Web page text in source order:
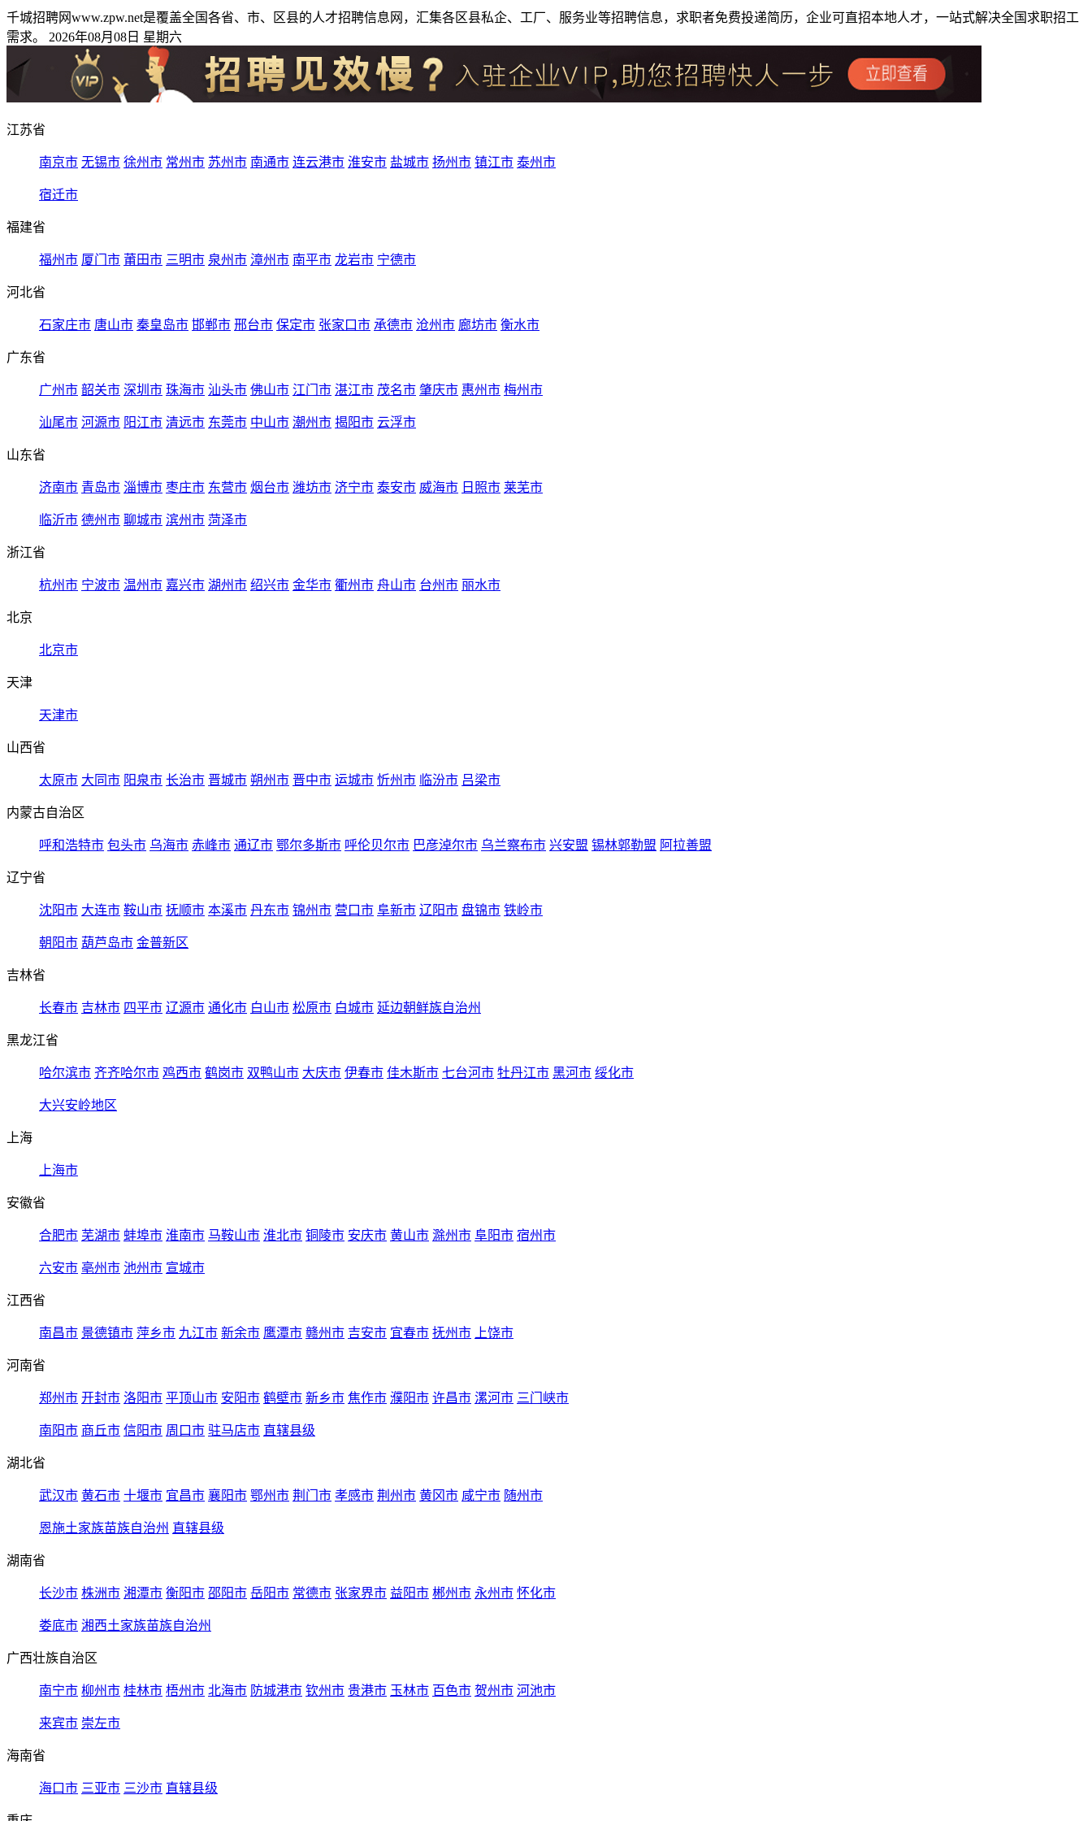
千城招聘网www.zpw.net是覆盖全国各省、市、区县的人才招聘信息网，汇集各区县私企、工厂、服务业等招聘信息，求职者免费投递简历，企业可直招本地人才，一站式解决全国求职招工
需求。 2026年08月08日 星期六
江苏省
南京市 无锡市 徐州市 常州市 苏州市 南通市 连云港市 淮安市 盐城市 扬州市 镇江市 泰州市
宿迁市
福建省
福州市 厦门市 莆田市 三明市 泉州市 漳州市 南平市 龙岩市 宁德市
河北省
石家庄市 唐山市 秦皇岛市 邯郸市 邢台市 保定市 张家口市 承德市 沧州市 廊坊市 衡水市
广东省
广州市 韶关市 深圳市 珠海市 汕头市 佛山市 江门市 湛江市 茂名市 肇庆市 惠州市 梅州市
汕尾市 河源市 阳江市 清远市 东莞市 中山市 潮州市 揭阳市 云浮市
山东省
济南市 青岛市 淄博市 枣庄市 东营市 烟台市 潍坊市 济宁市 泰安市 威海市 日照市 莱芜市
临沂市 德州市 聊城市 滨州市 菏泽市
浙江省
杭州市 宁波市 温州市 嘉兴市 湖州市 绍兴市 金华市 衢州市 舟山市 台州市 丽水市
北京
北京市
天津
天津市
山西省
太原市 大同市 阳泉市 长治市 晋城市 朔州市 晋中市 运城市 忻州市 临汾市 吕梁市
内蒙古自治区
呼和浩特市 包头市 乌海市 赤峰市 通辽市 鄂尔多斯市 呼伦贝尔市 巴彦淖尔市 乌兰察布市 兴安盟 锡林郭勒盟 阿拉善盟
辽宁省
沈阳市 大连市 鞍山市 抚顺市 本溪市 丹东市 锦州市 营口市 阜新市 辽阳市 盘锦市 铁岭市
朝阳市 葫芦岛市 金普新区
吉林省
长春市 吉林市 四平市 辽源市 通化市 白山市 松原市 白城市 延边朝鲜族自治州
黑龙江省
哈尔滨市 齐齐哈尔市 鸡西市 鹤岗市 双鸭山市 大庆市 伊春市 佳木斯市 七台河市 牡丹江市 黑河市 绥化市
大兴安岭地区
上海
上海市
安徽省
合肥市 芜湖市 蚌埠市 淮南市 马鞍山市 淮北市 铜陵市 安庆市 黄山市 滁州市 阜阳市 宿州市
六安市 亳州市 池州市 宣城市
江西省
南昌市 景德镇市 萍乡市 九江市 新余市 鹰潭市 赣州市 吉安市 宜春市 抚州市 上饶市
河南省
郑州市 开封市 洛阳市 平顶山市 安阳市 鹤壁市 新乡市 焦作市 濮阳市 许昌市 漯河市 三门峡市
南阳市 商丘市 信阳市 周口市 驻马店市 直辖县级
湖北省
武汉市 黄石市 十堰市 宜昌市 襄阳市 鄂州市 荆门市 孝感市 荆州市 黄冈市 咸宁市 随州市
恩施土家族苗族自治州 直辖县级
湖南省
长沙市 株洲市 湘潭市 衡阳市 邵阳市 岳阳市 常德市 张家界市 益阳市 郴州市 永州市 怀化市
娄底市 湘西土家族苗族自治州
广西壮族自治区
南宁市 柳州市 桂林市 梧州市 北海市 防城港市 钦州市 贵港市 玉林市 百色市 贺州市 河池市
来宾市 崇左市
海南省
海口市 三亚市 三沙市 直辖县级